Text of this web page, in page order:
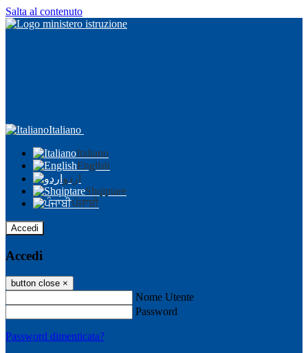
Salta al contenuto
Italiano
Italiano
English
اردو
Shqiptare
ਪੰਜਾਬੀ
Accedi
Accedi
button close ×
Nome Utente
Password
Password dimenticata?